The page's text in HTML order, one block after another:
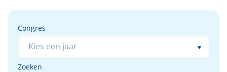
Congres
Congres
Zoeken